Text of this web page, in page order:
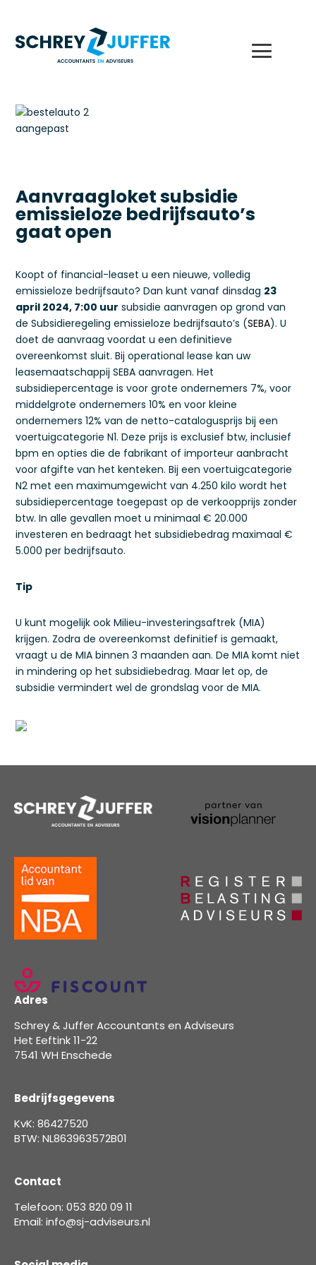
Aanvraagloket subsidie
emissieloze bedrijfsauto’s
gaat open
Koopt of financial-leaset u een nieuwe, volledig
emissieloze bedrijfsauto? Dan kunt vanaf dinsdag 23
april 2024, 7:00 uur subsidie aanvragen op grond van
de Subsidieregeling emissieloze bedrijfsauto’s (SEBA). U
doet de aanvraag voordat u een definitieve
overeenkomst sluit. Bij operational lease kan uw
leasemaatschappij SEBA aanvragen. Het
subsidiepercentage is voor grote ondernemers 7%, voor
middelgrote ondernemers 10% en voor kleine
ondernemers 12% van de netto-catalogusprijs bij een
voertuigcategorie N1. Deze prijs is exclusief btw, inclusief
bpm en opties die de fabrikant of importeur aanbracht
voor afgifte van het kenteken. Bij een voertuigcategorie
N2 met een maximumgewicht van 4.250 kilo wordt het
subsidiepercentage toegepast op de verkoopprijs zonder
btw. In alle gevallen moet u minimaal € 20.000
investeren en bedraagt het subsidiebedrag maximaal €
5.000 per bedrijfsauto.
Tip
U kunt mogelijk ook Milieu-investeringsaftrek (MIA)
krijgen. Zodra de overeenkomst definitief is gemaakt,
vraagt u de MIA binnen 3 maanden aan. De MIA komt niet
in mindering op het subsidiebedrag. Maar let op, de
subsidie vermindert wel de grondslag voor de MIA.
Adres
Schrey & Juffer Accountants en Adviseurs
Het Eeftink 11-22
7541 WH Enschede
Bedrijfsgegevens
KvK: 86427520
BTW: NL863963572B01
Contact
Telefoon: 053 820 09 11
Email: info@sj-adviseurs.nl